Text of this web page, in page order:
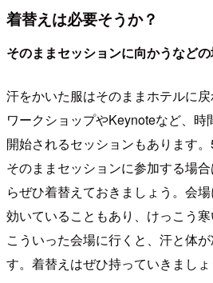
着替えは必要そうか？
そのままセッションに向かうなど
汗をかいた服はそのままホテルに戻
ワークショップやKeynoteなど、時
開始されるセッションもあります
そのままセッションに参加する場
らぜひ着替えておきましょう。会
効いていることもあり、けっこう
こういった会場に行くと、汗と体
す。着替えはぜひ持っていきましょ